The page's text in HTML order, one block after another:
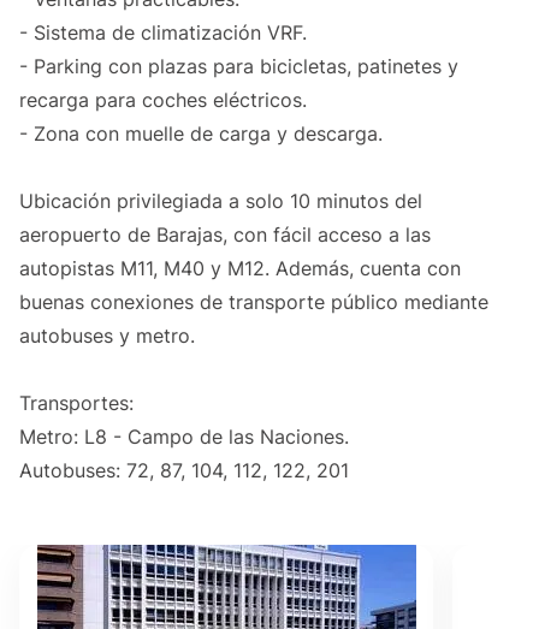
- Sistema de climatización VRF.
- Parking con plazas para bicicletas, patinetes y
recarga para coches eléctricos.
- Zona con muelle de carga y descarga.
Ubicación privilegiada a solo 10 minutos del
aeropuerto de Barajas, con fácil acceso a las
autopistas M11, M40 y M12. Además, cuenta con
buenas conexiones de transporte público mediante
autobuses y metro.
Transportes:
Metro: L8 - Campo de las Naciones.
Autobuses: 72, 87, 104, 112, 122, 201